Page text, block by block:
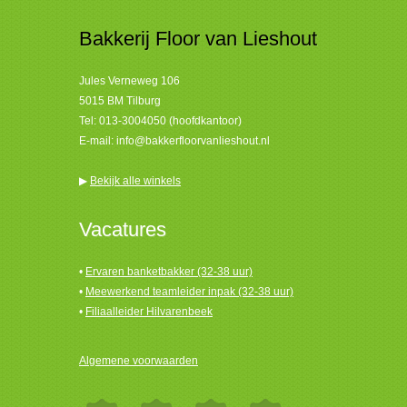
Bakkerij Floor van Lieshout
Jules Verneweg 106
5015 BM Tilburg
Tel: 013-3004050 (hoofdkantoor)
E-mail: info@bakkerfloorvanlieshout.nl
▶ Bekijk alle winkels
Vacatures
• Ervaren banketbakker (32-38 uur)
• Meewerkend teamleider inpak (32-38 uur)
• Filiaalleider Hilvarenbeek
Algemene voorwaarden